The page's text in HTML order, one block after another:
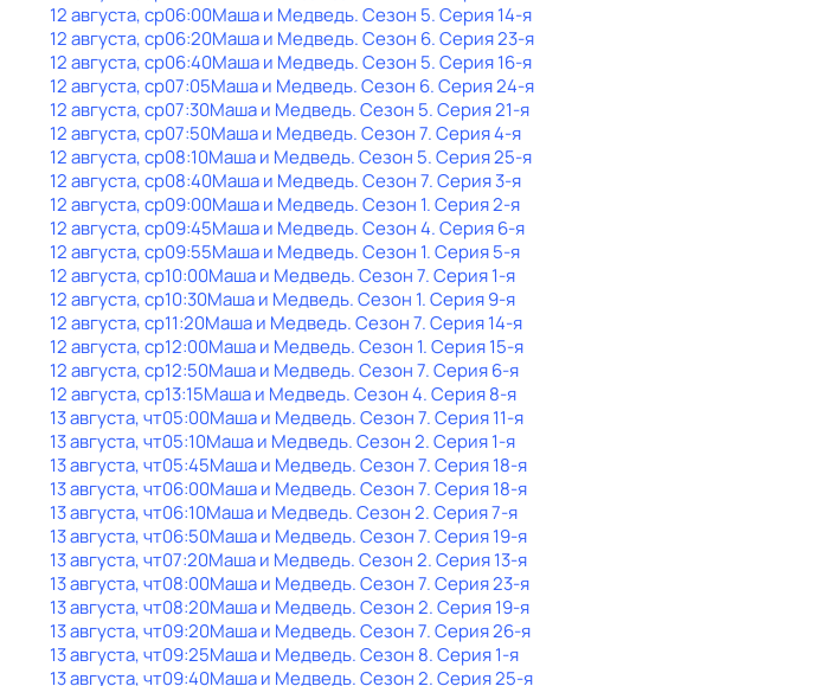
12 августа, ср06:00Маша и Медведь. Сезон 5. Серия 14-я
12 августа, ср06:20Маша и Медведь. Сезон 6. Серия 23-я
12 августа, ср06:40Маша и Медведь. Сезон 5. Серия 16-я
12 августа, ср07:05Маша и Медведь. Сезон 6. Серия 24-я
12 августа, ср07:30Маша и Медведь. Сезон 5. Серия 21-я
12 августа, ср07:50Маша и Медведь. Сезон 7. Серия 4-я
12 августа, ср08:10Маша и Медведь. Сезон 5. Серия 25-я
12 августа, ср08:40Маша и Медведь. Сезон 7. Серия 3-я
12 августа, ср09:00Маша и Медведь. Сезон 1. Серия 2-я
12 августа, ср09:45Маша и Медведь. Сезон 4. Серия 6-я
12 августа, ср09:55Маша и Медведь. Сезон 1. Серия 5-я
12 августа, ср10:00Маша и Медведь. Сезон 7. Серия 1-я
12 августа, ср10:30Маша и Медведь. Сезон 1. Серия 9-я
12 августа, ср11:20Маша и Медведь. Сезон 7. Серия 14-я
12 августа, ср12:00Маша и Медведь. Сезон 1. Серия 15-я
12 августа, ср12:50Маша и Медведь. Сезон 7. Серия 6-я
12 августа, ср13:15Маша и Медведь. Сезон 4. Серия 8-я
13 августа, чт05:00Маша и Медведь. Сезон 7. Серия 11-я
13 августа, чт05:10Маша и Медведь. Сезон 2. Серия 1-я
13 августа, чт05:45Маша и Медведь. Сезон 7. Серия 18-я
13 августа, чт06:00Маша и Медведь. Сезон 7. Серия 18-я
13 августа, чт06:10Маша и Медведь. Сезон 2. Серия 7-я
13 августа, чт06:50Маша и Медведь. Сезон 7. Серия 19-я
13 августа, чт07:20Маша и Медведь. Сезон 2. Серия 13-я
13 августа, чт08:00Маша и Медведь. Сезон 7. Серия 23-я
13 августа, чт08:20Маша и Медведь. Сезон 2. Серия 19-я
13 августа, чт09:20Маша и Медведь. Сезон 7. Серия 26-я
13 августа, чт09:25Маша и Медведь. Сезон 8. Серия 1-я
13 августа, чт09:40Маша и Медведь. Сезон 2. Серия 25-я